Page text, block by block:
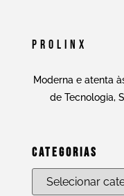
Prolinx
Moderna e atenta
de Tecnologia,
Categorias